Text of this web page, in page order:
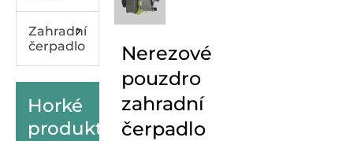
Zahradní
čerpadlo
Horké
produkty
Nerezové
pouzdro
zahradní
čerpadlo